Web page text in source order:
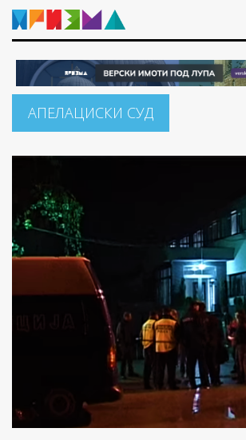
АПЕЛАЦИСКИ СУД